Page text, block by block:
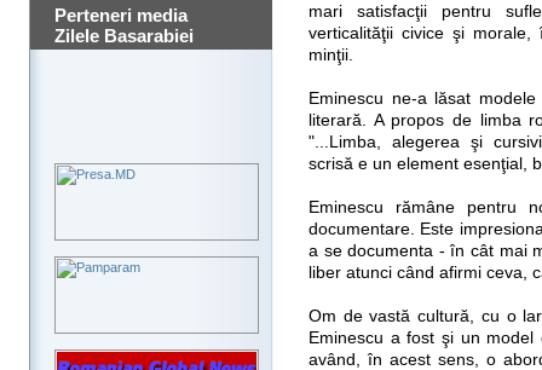
Perteneri media
Zilele Basarabiei
mari satisfacţii pentru
verticalităţii civice şi
minţii.
Eminescu ne-a lăsat
literară. A propos de limba
"...Limba, alegerea şi
scrisă e un element esenţial,
Eminescu rămâne pentru
documentare. Este
a se documenta - în cât mai
liber atunci când afirmi ceva,
Om de vastă cultură, cu o
Eminescu a fost şi un
având, în acest sens, o